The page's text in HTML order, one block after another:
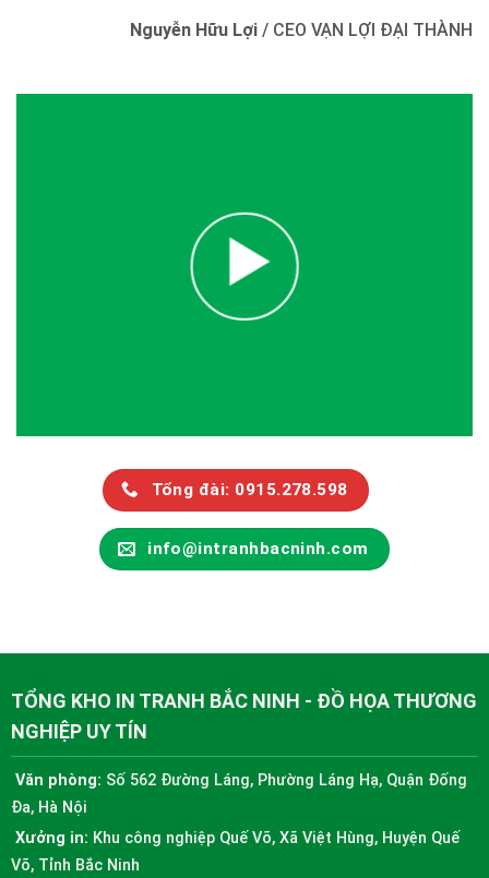
Nguyễn Hữu Lợi / CEO VẠN LỢI ĐẠI THÀNH
Tổng đài: 0915.278.598
info@intranhbacninh.com
TỔNG KHO IN TRANH BẮC NINH - ĐỒ HỌA THƯƠNG
NGHIỆP UY TÍN
Văn phòng: Số 562 Đường Láng, Phường Láng Hạ, Quận Đống
Đa, Hà Nội
Xưởng in: Khu công nghiệp Quế Võ, Xã Việt Hùng, Huyện Quế
Võ, Tỉnh Bắc Ninh